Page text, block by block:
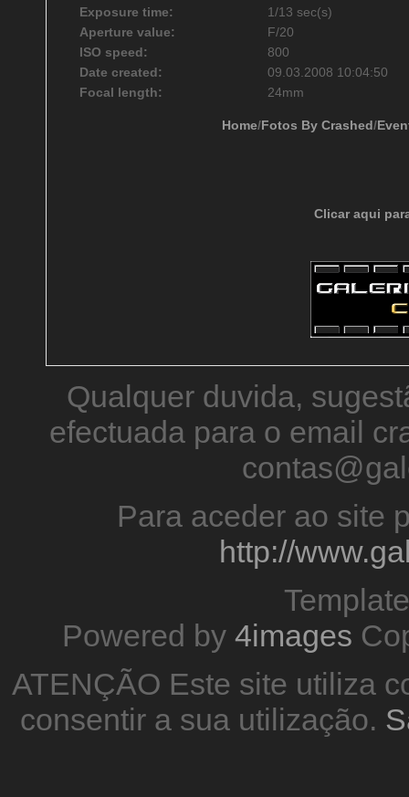
Exposure time:
1/13 sec(s)
Aperture value:
F/20
ISO speed:
800
Date created:
09.03.2008 10:04:50
Focal length:
24mm
Home/Fotos By Crashed/
Clicar aqui
Qualquer duvida,
efectuada para o email
Para aceder ao site
http://
Powered by 4images
ATENÇÃO Este site utiliza
consentir a sua utilização.